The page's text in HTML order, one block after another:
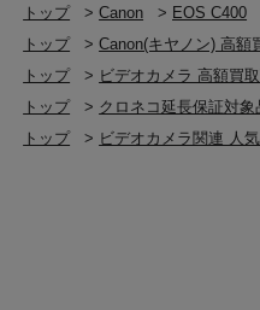
XF-AVC S
静止画：JPEG
最大解像度
フルサイズ 3：2：
トップ
>Canon > EOS C400
トップ
>Canon(キヤノン) 高額
トップ
> ビデオカメラ 高額買
トップ
> クロネコ延長保証対象
トップ
> ビデオカメラ関連 人